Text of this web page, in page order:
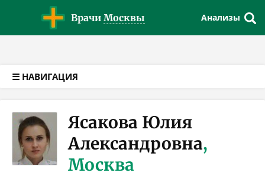
Врачи Москвы Анализы
☰ НАВИГАЦИЯ
Ясакова Юлия
Александровна,
Москва